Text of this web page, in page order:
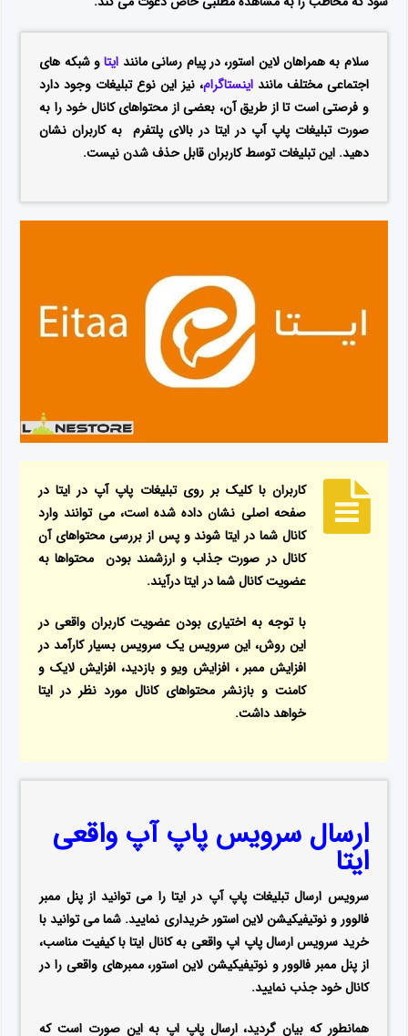
سلام به همراهان لاین استور، در پیام رسانی مانند ایتاو شبکه های
اجتماعی مختلف ماننداینستاگرام، نیز این نوع تبلیغات وجود دارد
و فرصتی است تا از طریق آن، بعضی از محتواهای کانال خود را به
صورت تبلیغات پاپ آپ در ایتا در بالای پلتفرم به کاربران نشان
دهید. این تبلیغات توسط کاربران قابل حذف شدن نیست.
کاربران با کلیک بر روی تبلیغات پاپ آپ در ایتا در
صفحه اصلی نشان داده شده است، می توانند وارد
کانال شما در ایتا شوند و پس از بررسی محتواهای آن
کانال در صورت جذاب و ارزشمند بودن محتواها به
عضویت کانال شما در ایتا درآیند.
با توجه به اختیاری بودن عضویت کاربران واقعی در
این روش، این سرویس یک سرویس بسیار کارآمد در
افزایش ممبر ، افزایش ویو و بازدید، افزایش لایک و
کامنت و بازنشر محتواهای کانال مورد نظر در ایتا
خواهد داشت.
ارسال سرویس پاپ آپ واقعی
ایتا
سرویس ارسال تبلیغات پاپ آپ در ایتا را می توانید از پنل ممبر
فالوور و نوتیفیکیشن لاین استور خریداری نمایید. شما می توانید با
خرید سرویس ارسال پاپ اپ واقعی به کانال ایتا با کیفیت مناسب،
از پنل ممبر فالوور و نوتیفیکیشن لاین استور، ممبرهای واقعی را در
کانال خود جذب نمایید.
همانطور که بیان گردید، ارسال پاپ اپ به این صورت است که